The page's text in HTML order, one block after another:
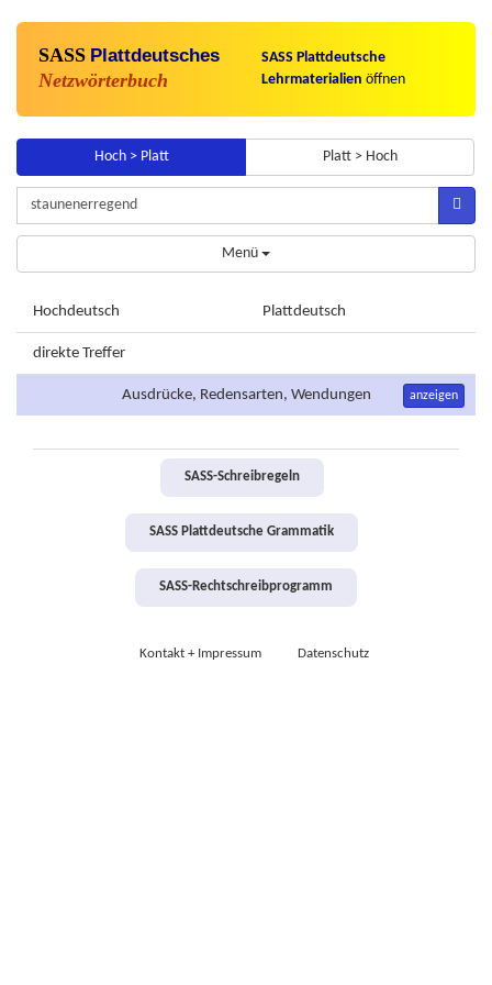
SASS Plattdeutsches
Netzwörterbuch
SASS Plattdeutsche
Lehrmaterialien öffnen
Hoch > Platt Platt > Hoch
Menü
Hochdeutsch Plattdeutsch
direkte Treffer
Ausdrücke, Redensarten, Wendungen anzeigen
SASS-Schreibregeln
SASS Plattdeutsche Grammatik
SASS-Rechtschreibprogramm
Kontakt + Impressum Datenschutz